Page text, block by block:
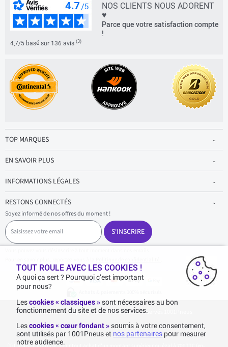
NOS CLIENTS NOUS ADORENT
♥
Parce que votre satisfaction compte
!
4,7/5 basé sur 136 avis (3)
TOP MARQUES
EN SAVOIR PLUS
INFORMATIONS LÉGALES
RESTONS CONNECTÉS
Soyez informé de nos offres du moment !
S
a
i
s
S'INSCRIRE
1001pneus - Copyright 2026 - Tous droits réservés 1001Pneus
TOUT ROULE AVEC LES COOKIES !
A quoi ça sert ? Pourquoi c’est important
pour nous?
Lescookies « classiques »sont nécessaires au bon
fonctionnement du site et de nos services.
Lescookies « cœur fondant » soumis à votre consentement,
sont utilisés par 1001Pneus et nos partenaires pour mesurer
notre audience.